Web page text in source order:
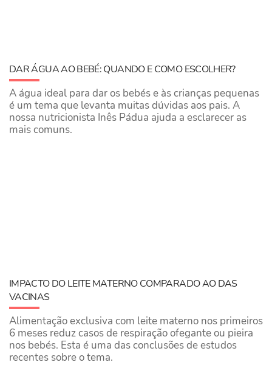
DAR ÁGUA AO BEBÉ: QUANDO E COMO ESCOLHER?
A água ideal para dar os bebés e às crianças pequenas
é um tema que levanta muitas dúvidas aos pais. A
nossa nutricionista Inês Pádua ajuda a esclarecer as
mais comuns.
IMPACTO DO LEITE MATERNO COMPARADO AO DAS
VACINAS
Alimentação exclusiva com leite materno nos primeiros
6 meses reduz casos de respiração ofegante ou pieira
nos bebés. Esta é uma das conclusões de estudos
recentes sobre o tema.